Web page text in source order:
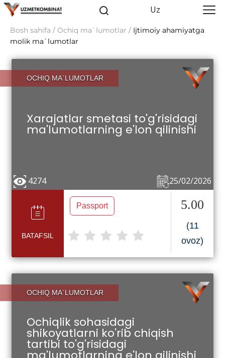
Uz
Bosh sahifa / Ochiq ma`lumotlar / Ijtimoiy ahamiyatga
molik ma`lumotlar
OCHIQ MA`LUMOTLAR
Xarajatlar smetasi to'g'risidagi
ma'lumotlarning e'lon qilinishi
25/02/2026
4274
BATAFSIL
Passport 5.00
(11
ovoz)
OCHIQ MA`LUMOTLAR
Ochiqlik sohasidagi
shikoyatlarni ko'rib chiqish
tartibi to'g'risidagi